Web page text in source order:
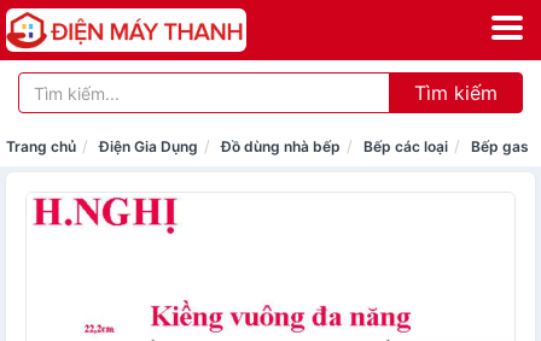
Tìm kiếm
Trang chủ Điện Gia Dụng Đồ dùng nhà bếp Bếp các loại Bếp gas